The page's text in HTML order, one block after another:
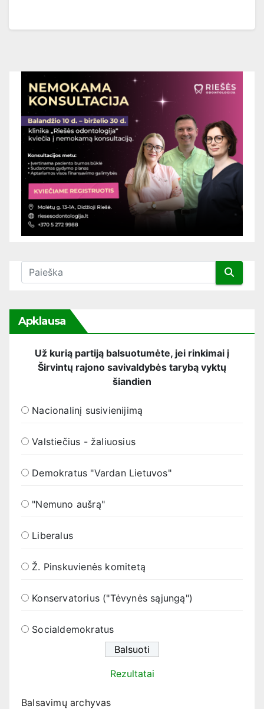
Apklausa
Už kurią partiją balsuotumėte, jei rinkimai į
Širvintų rajono savivaldybės tarybą vyktų
šiandien
Nacionalinį susivienijimą
Valstiečius - žaliuosius
Demokratus "Vardan Lietuvos"
"Nemuno aušrą"
Liberalus
Ž. Pinskuvienės komitetą
Konservatorius ("Tėvynės sąjungą")
Socialdemokratus
Rezultatai
Balsavimų archyvas